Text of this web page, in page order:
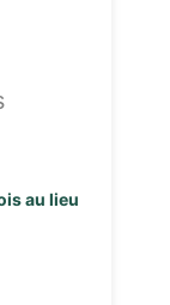
au lieu